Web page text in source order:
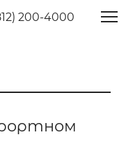
200-4000